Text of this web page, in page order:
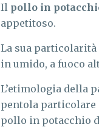
Il pollo in
appetitoso.
La sua
in umido, a fuoco
L’etimologia della
pentola particolare
pollo in potacchio